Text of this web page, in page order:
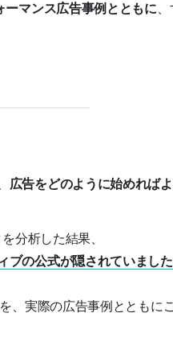
マンス広告事例とともに
広告をどのように始めれば
分析した結果、
ブの公式が隠されていまし
、実際の広告事例とともに